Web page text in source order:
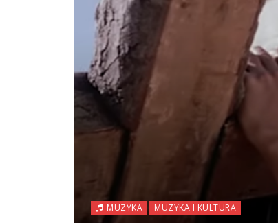
MUZYKA MUZYKA I KULTURA